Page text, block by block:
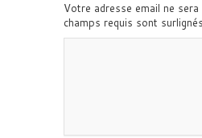
Votre adresse email ne sera
champs requis sont surlignés